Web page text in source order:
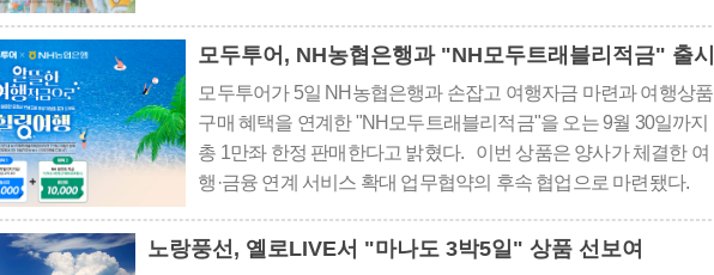
항공은 금액 충족 시 캐세이퍼시픽 한국·홍콩 노선을 최대 ..
모두투어, NH농협은행과 "NH모두트래블리적금" 출시
모두투어가 5일 NH농협은행과 손잡고 여행자금 마련과 여행상품
구매 혜택을 연계한 "NH모두트래블리적금"을 오는 9월 30일까지
총 1만좌 한정 판매한다고 밝혔다. 이번 상품은 양사가 체결한 여
행·금융 연계 서비스 확대 업무협약의 후속 협업으로 마련됐다.
1만원부터 최대 100만원까지 납입할 수 있다. 전국 NH농협은행
노랑풍선, 옐로LIVE서 "마나도 3박5일" 상품 선보여